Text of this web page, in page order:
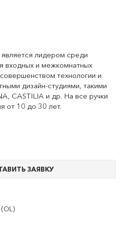
лидером среди
входных и межкомнатных
технологии и
дизайн-студиями, такими
CASTILIA и др. На все ручки
от 10 до 30 лет.
ЗАЯВКУ